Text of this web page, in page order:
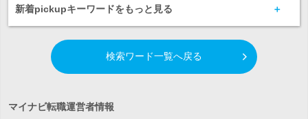
新着pickupキーワードをもっと見る
検索ワード一覧へ戻る
マイナビ転職運営者情報